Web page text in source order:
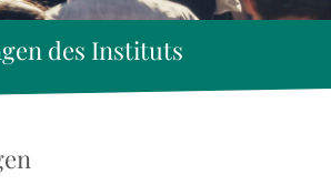
des Instituts